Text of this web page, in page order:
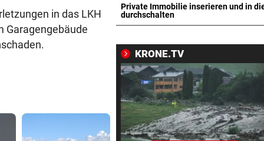
in das LKH
Garagengebäude
SCHÄDEN AUF FAHRBAHN
Europabrücke zu schaffen
„NEUES KAPITEL“ vor 33
Jolie-Bruder James Haven
sich als schwul
MINUS VON DREI PROZENT vor
Private Immobilie inserieren und in
durchschalten
in neuem Tab öffnen
KRONE.TV